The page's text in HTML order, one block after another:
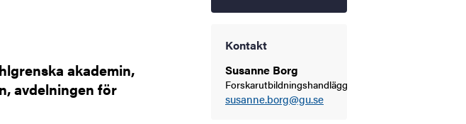
akademin,
avdelningen för
Kontakt
Susanne Borg
Forskarutbildningshandläggare
susanne.borg@gu.se